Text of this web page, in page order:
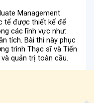
Management
tế được thiết kế để
các lĩnh vực như:
tích. Bài thi này phục
trình Thạc sĩ và Tiến
quản trị toàn cầu.